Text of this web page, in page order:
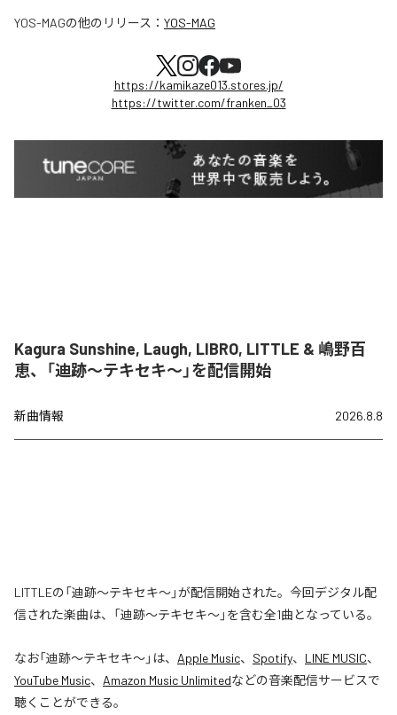
YOS-MAGの他のリリース： YOS-MAG
https://kamikaze013.stores.jp/
https://twitter.com/franken_03
Kagura Sunshine, Laugh, LIBRO, LITTLE & 嶋野百
恵、「迪跡〜テキセキ〜」を配信開始
新曲情報 2026.8.8
LITTLEの「迪跡〜テキセキ〜」が配信開始された。今回デジタル配
信された楽曲は、「迪跡〜テキセキ〜」を含む全1曲となっている。
なお「迪跡〜テキセキ〜」は、 Apple Music、 Spotify、 LINE MUSIC、
YouTube Music、 Amazon Music Unlimitedなどの音楽配信サービスで
聴くことができる。